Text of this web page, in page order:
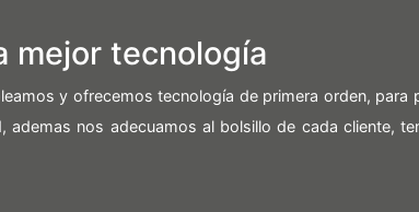
mejor tecnología
y ofrecemos tecnología de primera orden, para
nos adecuamos al bolsillo de cada cliente,